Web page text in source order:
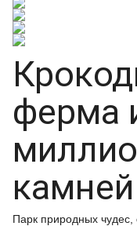
ферма
камней
Парк природных чудес,